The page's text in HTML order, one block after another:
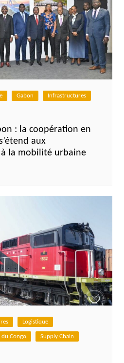
Gabon Infrastructures
: la coopération en
aux
la mobilité urbaine
Logistique
Congo Supply Chain